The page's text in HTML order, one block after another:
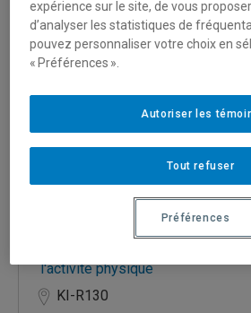
JR
Bibliothécaire —Biologie,Chimie
Écologie forestière,
l'activité physique
KI-R130
expérience sur le site, de vous
d’analyser les statistiques de
pouvez personnaliser votre choix en
« Préférences ».
Tout refuser
Autoriser les
Préférences